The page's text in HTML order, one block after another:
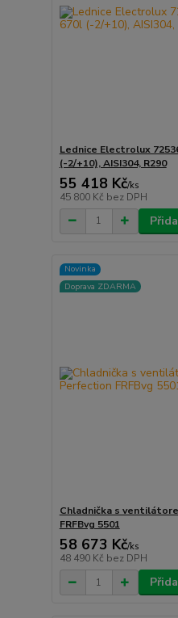
Lednice Electrolux
(-2/+10), AISI304, R290
55 418 Kč/ks
45 800 Kč bez DPH
Novinka
Doprava ZDARMA
Chladnička s
FRFBvg 5501
58 673 Kč/ks
48 490 Kč bez DPH